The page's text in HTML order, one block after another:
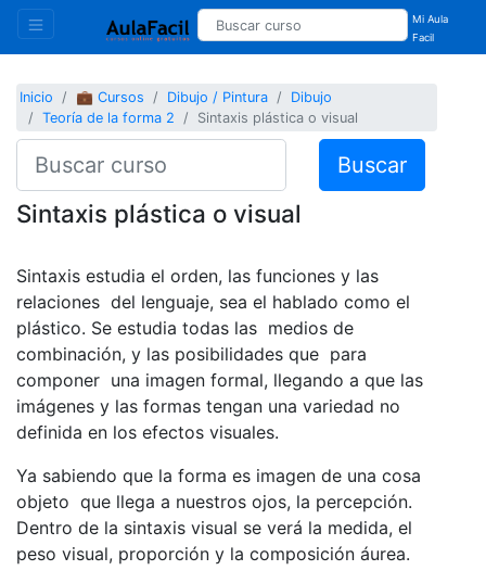
Mi Aula
Facil
Inicio 💼 Cursos Dibujo / Pintura
Dibujo
Teoría de la forma 2
Sintaxis plástica o visual
Buscar
Sintaxis plástica o visual
Sintaxis estudia el orden, las funciones y las
relaciones del lenguaje, sea el hablado como el
plástico. Se estudia todas las medios de
combinación, y las posibilidades que para
componer una imagen formal, llegando a que las
imágenes y las formas tengan una variedad no
definida en los efectos visuales.
Ya sabiendo que la forma es imagen de una cosa
objeto que llega a nuestros ojos, la percepción.
Dentro de la sintaxis visual se verá la medida, el
peso visual, proporción y la composición áurea.